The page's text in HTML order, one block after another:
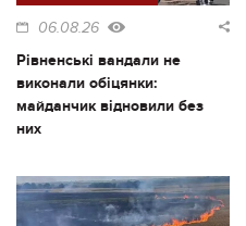
06.08.26
Рівненські вандали не
виконали обіцянки:
майданчик відновили без
них